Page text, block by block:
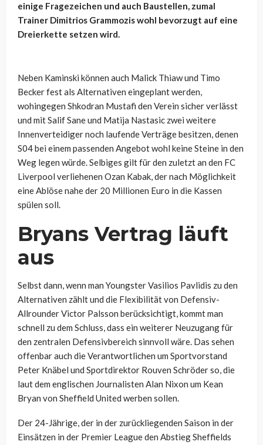
einige Fragezeichen und auch Baustellen, zumal
Trainer Dimitrios Grammozis wohl bevorzugt auf eine
Dreierkette setzen wird.
Neben Kaminski können auch Malick Thiaw und Timo
Becker fest als Alternativen eingeplant werden,
wohingegen Shkodran Mustafi den Verein sicher verlässt
und mit Salif Sane und Matija Nastasic zwei weitere
Innenverteidiger noch laufende Verträge besitzen, denen
S04 bei einem passenden Angebot wohl keine Steine in den
Weg legen würde. Selbiges gilt für den zuletzt an den FC
Liverpool verliehenen Ozan Kabak, der nach Möglichkeit
eine Ablöse nahe der 20 Millionen Euro in die Kassen
spülen soll.
Bryans Vertrag läuft
aus
Selbst dann, wenn man Youngster Vasilios Pavlidis zu den
Alternativen zählt und die Flexibilität von Defensiv-
Allrounder Victor Palsson berücksichtigt, kommt man
schnell zu dem Schluss, dass ein weiterer Neuzugang für
den zentralen Defensivbereich sinnvoll wäre. Das sehen
offenbar auch die Verantwortlichen um Sportvorstand
Peter Knäbel und Sportdirektor Rouven Schröder so, die
laut dem englischen Journalisten Alan Nixon um Kean
Bryan von Sheffield United werben sollen.
Der 24-Jährige, der in der zurückliegenden Saison in der
Einsätzen in der Premier League den Abstieg Sheffields